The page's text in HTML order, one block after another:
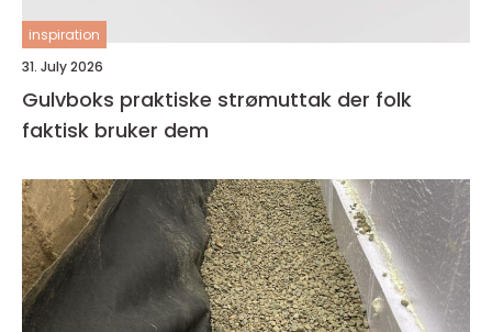
inspiration
31. July 2026
Gulvboks praktiske strømuttak der folk
faktisk bruker dem